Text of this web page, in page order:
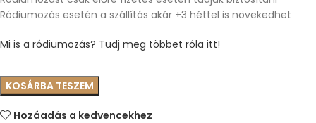
Ródiumozás esetén a szállítás akár +3 héttel is növekedhet
Mi is a ródiumozás? Tudj meg többet róla itt!
KOSÁRBA TESZEM
Hozáadás a kedvencekhez